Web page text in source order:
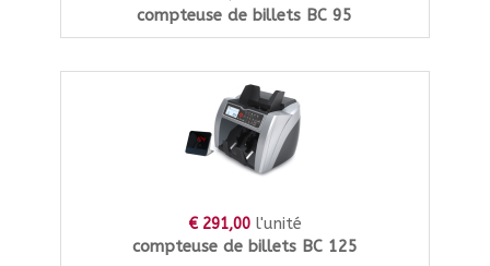
compteuse de billets BC 95
€ 291,00 l'unité
compteuse de billets BC 125